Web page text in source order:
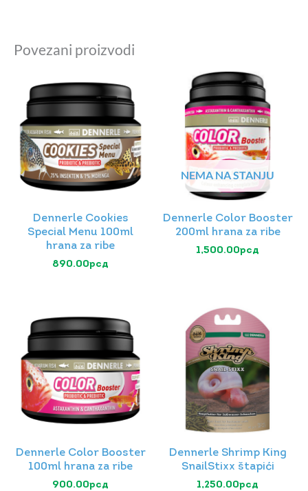
Povezani proizvodi
Dennerle Cookies
Special Menu 100ml
hrana za ribe
890.00рсд
NEMA NA STANJU
Dennerle Color Booster
200ml hrana za ribe
1,500.00рсд
Dennerle Color Booster
100ml hrana za ribe
900.00рсд
Dennerle Shrimp King
SnailStixx štapići
1,250.00рсд